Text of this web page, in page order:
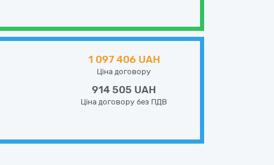
1 097 406 UAH
Ціна договору
914 505 UAH
Ціна договору без ПДВ